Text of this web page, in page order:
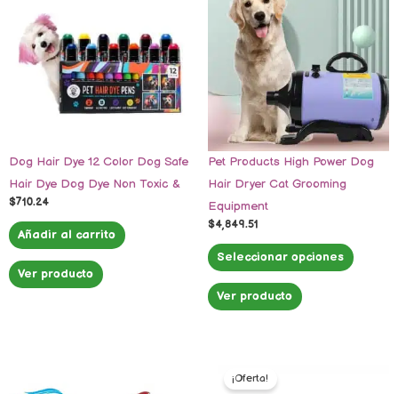
Dog Hair Dye 12 Color Dog Safe
Hair Dye Dog Dye Non Toxic &
$710.24
Añadir al carrito
Ver producto
Pet Products High Power Dog
Hair Dryer Cat Grooming
Equipment
$4,849.51
Seleccionar opciones
Las
se
pueden
elegir
de
Ver producto
¡Oferta!
precio
original